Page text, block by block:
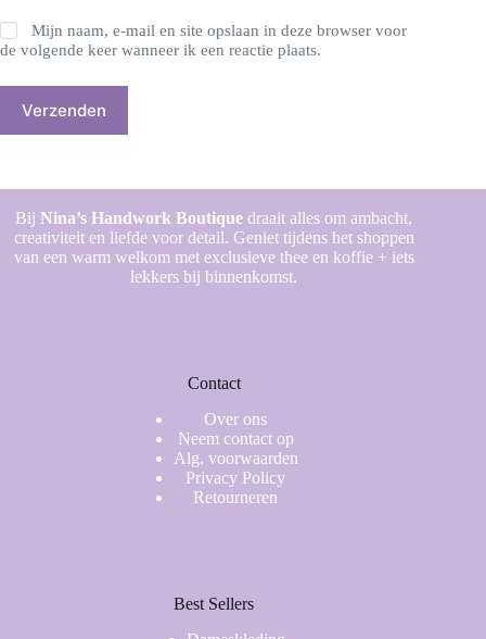
Mijn naam, e-mail en site opslaan in deze browser voor
de volgende keer wanneer ik een reactie plaats.
Verzenden
BijNina’s Handwork Boutique draait alles om ambacht,
creativiteit en liefde voor detail. Geniet tijdens het shoppen
van een warm welkom met exclusieve thee en koffie + iets
lekkers bij binnenkomst.
Contact
Over ons
Neem contact op
Alg. voorwaarden
Privacy Policy
Retourneren
Best Sellers